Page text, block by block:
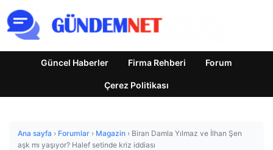
Güncel Haberler Firma Rehberi Forum
Çerez Politikası
Ana sayfa › Forumlar › Magazin › Biran Damla Yılmaz ve İlhan Şen
aşk mı yaşıyor? Halef setinde kriz iddiası